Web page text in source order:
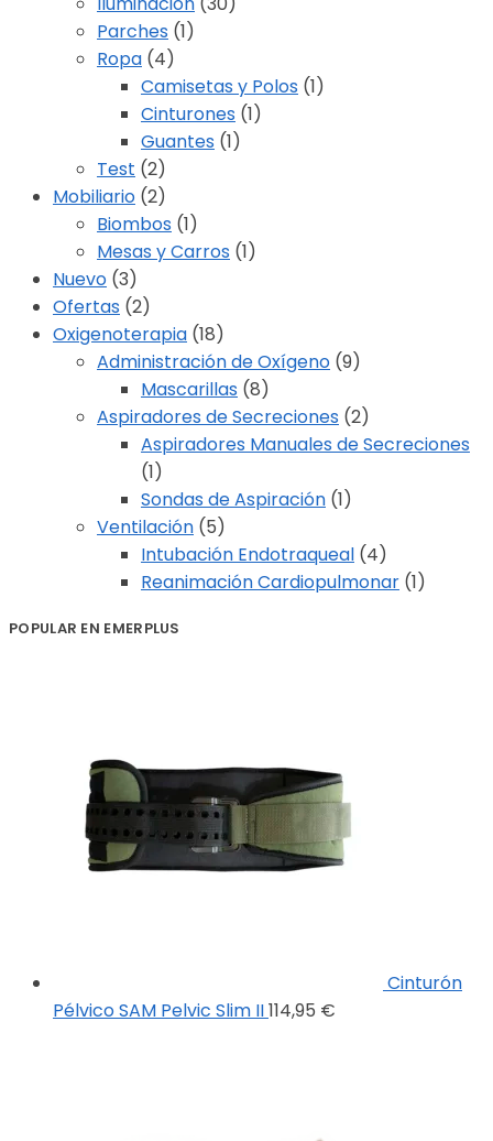
Parches (1)
Ropa (4)
Camisetas y Polos (1)
Cinturones (1)
Guantes (1)
Test (2)
Mobiliario (2)
Biombos (1)
Mesas y Carros (1)
Nuevo (3)
Ofertas (2)
Oxigenoterapia (18)
Administración de Oxígeno (9)
Mascarillas (8)
Aspiradores de Secreciones (2)
Aspiradores Manuales de Secreciones
(1)
Sondas de Aspiración (1)
Ventilación (5)
Intubación Endotraqueal (4)
Reanimación Cardiopulmonar (1)
POPULAR EN EMERPLUS
Cinturón
Pélvico SAM Pelvic Slim II114,95 €